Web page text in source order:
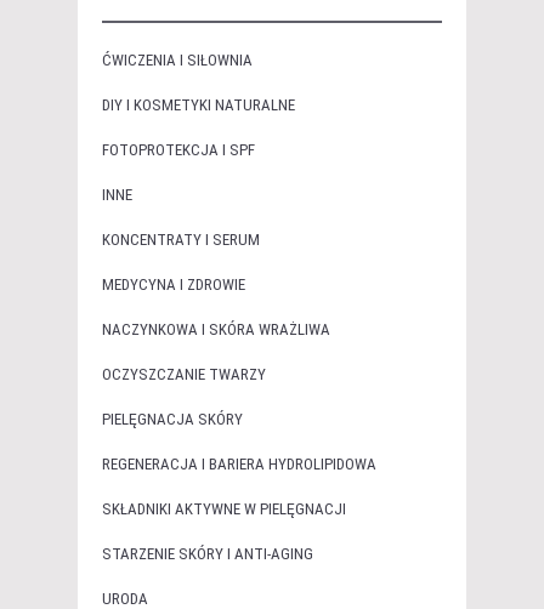
ĆWICZENIA I SIŁOWNIA
DIY I KOSMETYKI NATURALNE
FOTOPROTEKCJA I SPF
INNE
KONCENTRATY I SERUM
MEDYCYNA I ZDROWIE
NACZYNKOWA I SKÓRA WRAŻLIWA
OCZYSZCZANIE TWARZY
PIELĘGNACJA SKÓRY
REGENERACJA I BARIERA HYDROLIPIDOWA
SKŁADNIKI AKTYWNE W PIELĘGNACJI
STARZENIE SKÓRY I ANTI-AGING
URODA